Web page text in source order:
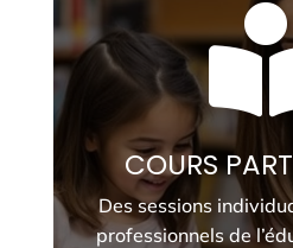
COURS
Des sessions
professionnels de